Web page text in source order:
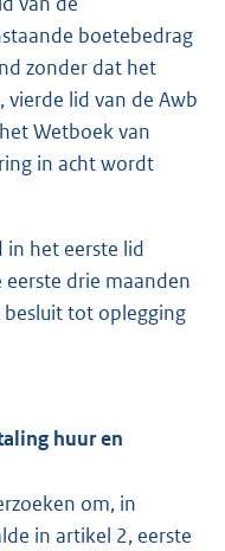
boetebedrag
zonder dat het
lid van de Awb
Wetboek van
in acht wordt
in het eerste lid
eerste drie maanden
tot oplegging
huur en
om, in
in artikel 2, eerste